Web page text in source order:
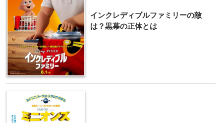
インクレディブルファミリーの敵
は？黒幕の正体とは